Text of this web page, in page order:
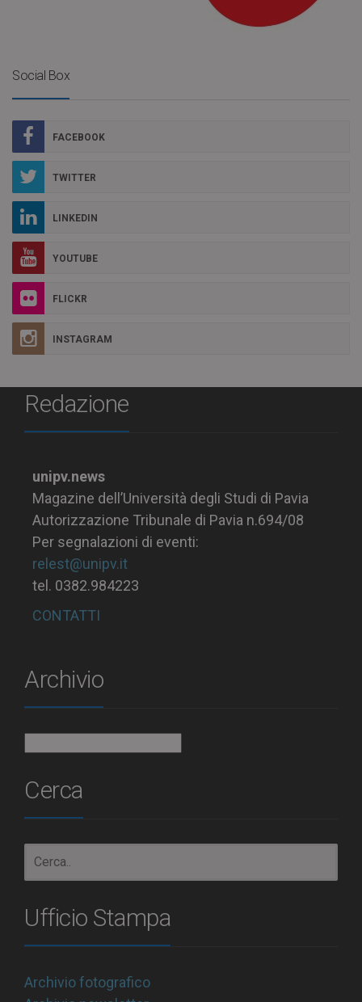
Social Box
FACEBOOK
TWITTER
LINKEDIN
YOUTUBE
FLICKR
INSTAGRAM
Redazione
unipv.news
Magazine dell’Università degli Studi di Pavia
Autorizzazione Tribunale di Pavia n.694/08
Per segnalazioni di eventi:
relest@unipv.it
tel. 0382.984223
CONTATTI
Archivio
Cerca
Ufficio Stampa
Archivio fotografico